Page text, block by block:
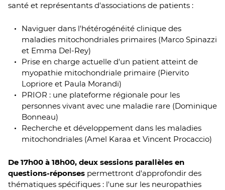
santé et représentants d'associations de patients :
Naviguer dans l'hétérogénéité clinique des
maladies mitochondriales primaires (Marco Spinazzi
et Emma Del-Rey)
Prise en charge actuelle d'un patient atteint de
myopathie mitochondriale primaire (Piervito
Lopriore et Paula Morandi)
PRIOR : une plateforme régionale pour les
personnes vivant avec une maladie rare (Dominique
Bonneau)
Recherche et développement dans les maladies
mitochondriales (Amel Karaa et Vincent Procaccio)
De 17h00 à 18h00, deux sessions parallèles en
questions-réponses permettront d'approfondir des
thématiques spécifiques : l'une sur les neuropathies